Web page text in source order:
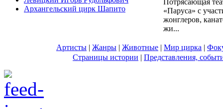
Архангельский цирк Шапито
Потрясающая
«Паруса» с
жонглеров,
жи...
Артисты | Жанры | Животные | Мир цирка |
Страницы истории | Представления,